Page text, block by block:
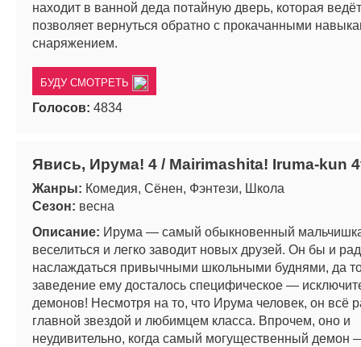
находит в ванной деда потайную дверь, которая
позволяет вернуться обратно с прокачанными
снаряжением.
БУДУ СМОТРЕТЬ
Голосов: 4834
Явись, Ирума! 4 / Mairimashita! Iruma-kun
Жанры: Комедия, Сёнен, Фэнтези, Школа
Сезон: весна
Описание: Ирума — самый обыкновенный
веселиться и легко заводит новых друзей. Он бы и рад
наслаждаться привычными школьными буднями, да
заведение ему досталось специфическое —
демонов! Несмотря на то, что Ирума человек, он всё
главной звездой и любимцем класса. Впрочем, оно и
неудивительно, когда самый могущественный демон